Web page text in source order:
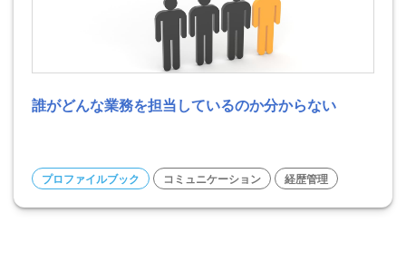
誰がどんな業務を担当しているのか分からない
プロファイルブック コミュニケーション 経歴管理